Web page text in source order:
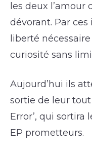
les deux l’amour
dévorant. Par
liberté
curiosité sans
Aujourd’hui ils
sortie de leur
Error’, qui sortira
EP prometteurs.